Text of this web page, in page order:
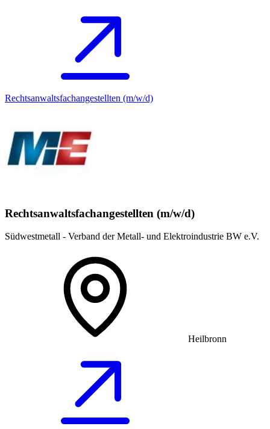
Rechtsanwaltsfachangestellten (m/w/d)
Rechtsanwaltsfachangestellten (m/w/d)
Südwestmetall - Verband der Metall- und Elektroindustrie BW e.V.
Heilbronn